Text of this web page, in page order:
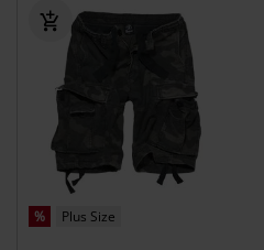
% Plus Size